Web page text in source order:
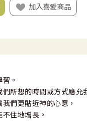
加入喜愛商品
。
所想的時間或方式應允
們更貼近神的心意，
住地增長。